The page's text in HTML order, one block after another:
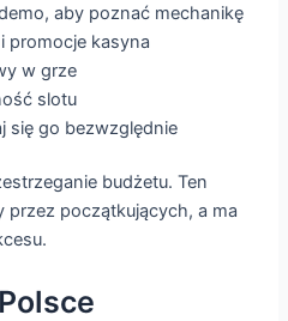
aby poznać mechanikę
promocje kasyna
w grze
slotu
się go bezwzględnie
budżetu. Ten
początkujących, a ma